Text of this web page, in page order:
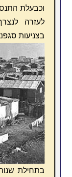
וכבעלת
לעזרה
בצניעות
בתחילת